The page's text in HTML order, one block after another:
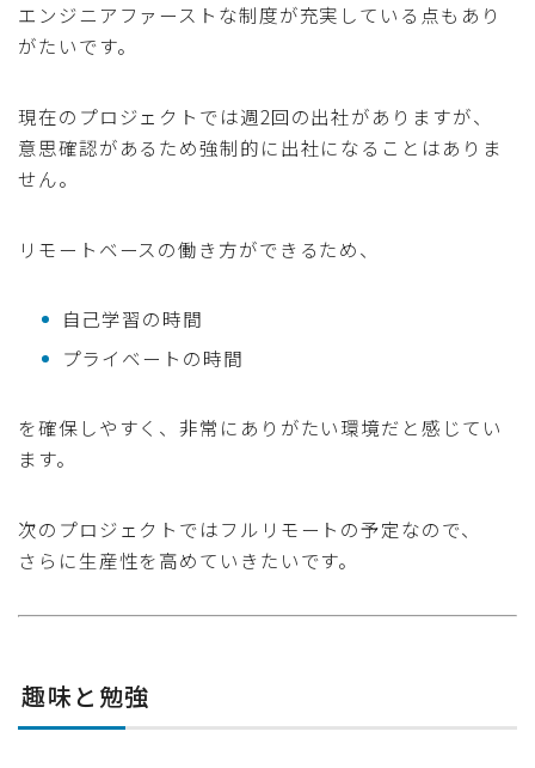
エンジニアファーストな制度が充実している点もあり
がたいです。
現在のプロジェクトでは週2回の出社がありますが、
意思確認があるため強制的に出社になることはありま
せん。
リモートベースの働き方ができるため、
自己学習の時間
プライベートの時間
を確保しやすく、非常にありがたい環境だと感じてい
ます。
次のプロジェクトではフルリモートの予定なので、
さらに生産性を高めていきたいです。
趣味と勉強